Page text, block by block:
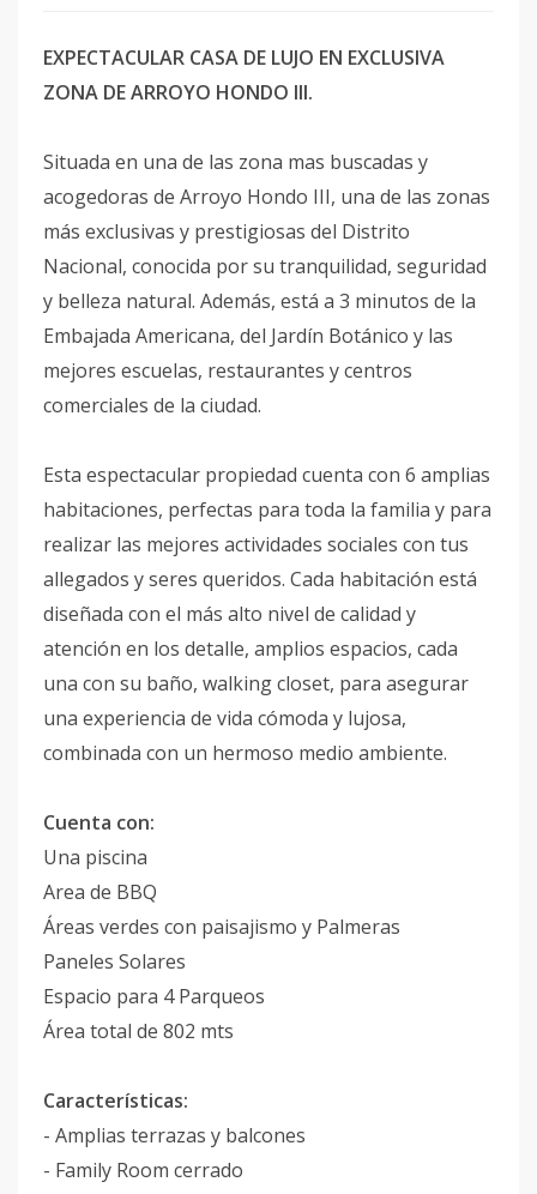
EXPECTACULAR CASA DE LUJO EN EXCLUSIVA
ZONA DE ARROYO HONDO III.
Situada en una de las zona mas buscadas y
acogedoras de Arroyo Hondo III, una de las zonas
más exclusivas y prestigiosas del Distrito
Nacional, conocida por su tranquilidad, seguridad
y belleza natural. Además, está a 3 minutos de la
Embajada Americana, del Jardín Botánico y las
mejores escuelas, restaurantes y centros
comerciales de la ciudad.
Esta espectacular propiedad cuenta con 6 amplias
habitaciones, perfectas para toda la familia y para
realizar las mejores actividades sociales con tus
allegados y seres queridos. Cada habitación está
diseñada con el más alto nivel de calidad y
atención en los detalle, amplios espacios, cada
una con su baño, walking closet, para asegurar
una experiencia de vida cómoda y lujosa,
combinada con un hermoso medio ambiente.
Cuenta con:
Una piscina
Area de BBQ
Áreas verdes con paisajismo y Palmeras
Paneles Solares
Espacio para 4 Parqueos
Área total de 802 mts
Características:
- Amplias terrazas y balcones
- Family Room cerrado